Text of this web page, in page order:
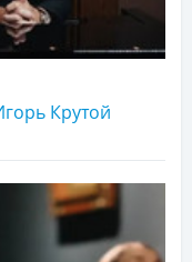
Крутой